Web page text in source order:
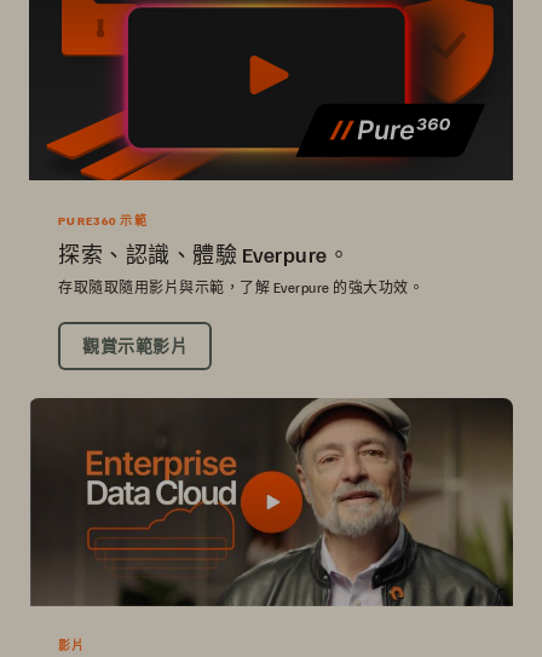
PURE360 示範
探索、認識、體驗 Everpure。
存取隨取隨用影片與示範，了解 Everpure 的強大功效。
觀賞示範影片
影片